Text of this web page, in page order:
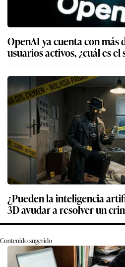
OpenAI ya cuenta con más
usuarios activos, ¿cuál es el
¿Pueden la inteligencia
3D ayudar a resolver un
Contenido sugerido